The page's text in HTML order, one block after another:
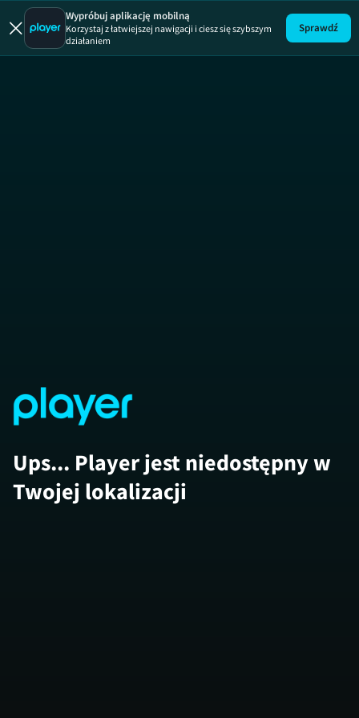
Wypróbuj aplikację mobilną
Korzystaj z łatwiejszej nawigacji i ciesz się szybszym
działaniem
Sprawdź
Ups... Player jest niedostępny w
Twojej lokalizacji